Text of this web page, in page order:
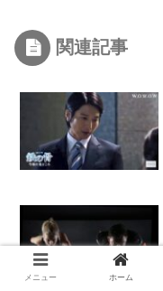
関連記事
メニュー ホーム